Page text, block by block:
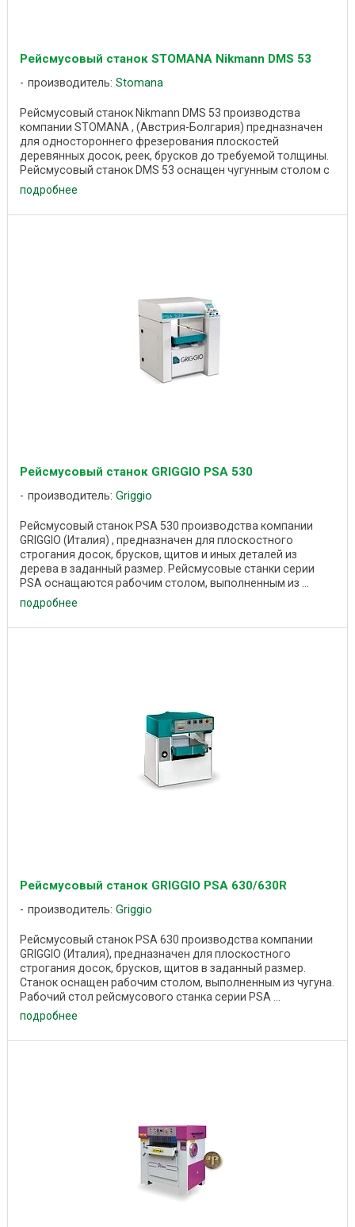
Рейсмусовый станок STOMANA Nikmann DMS 53
производитель: Stomana
Рейсмусовый станок Nikmann DMS 53 производства
компании STOMANA , (Австрия-Болгария) предназначен
для одностороннего фрезерования плоскостей
деревянных досок, реек, брусков до требуемой толщины.
Рейсмусовый станок DMS 53 оснащен чугунным столом с
подробнее
Рейсмусовый станок GRIGGIO PSA 530
производитель: Griggio
Рейсмусовый станок PSA 530 производства компании
GRIGGIO (Италия) , предназначен для плоскостного
строгания досок, брусков, щитов и иных деталей из
дерева в заданный размер. Рейсмусовые станки серии
PSA оснащаются рабочим столом, выполненным из ...
подробнее
Рейсмусовый станок GRIGGIO PSA 630/630R
производитель: Griggio
Рейсмусовый станок PSA 630 производства компании
GRIGGIO (Италия), предназначен для плоскостного
строгания досок, брусков, щитов в заданный размер.
Станок оснащен рабочим столом, выполненным из чугуна.
Рабочий стол рейсмусового станка серии PSA ...
подробнее